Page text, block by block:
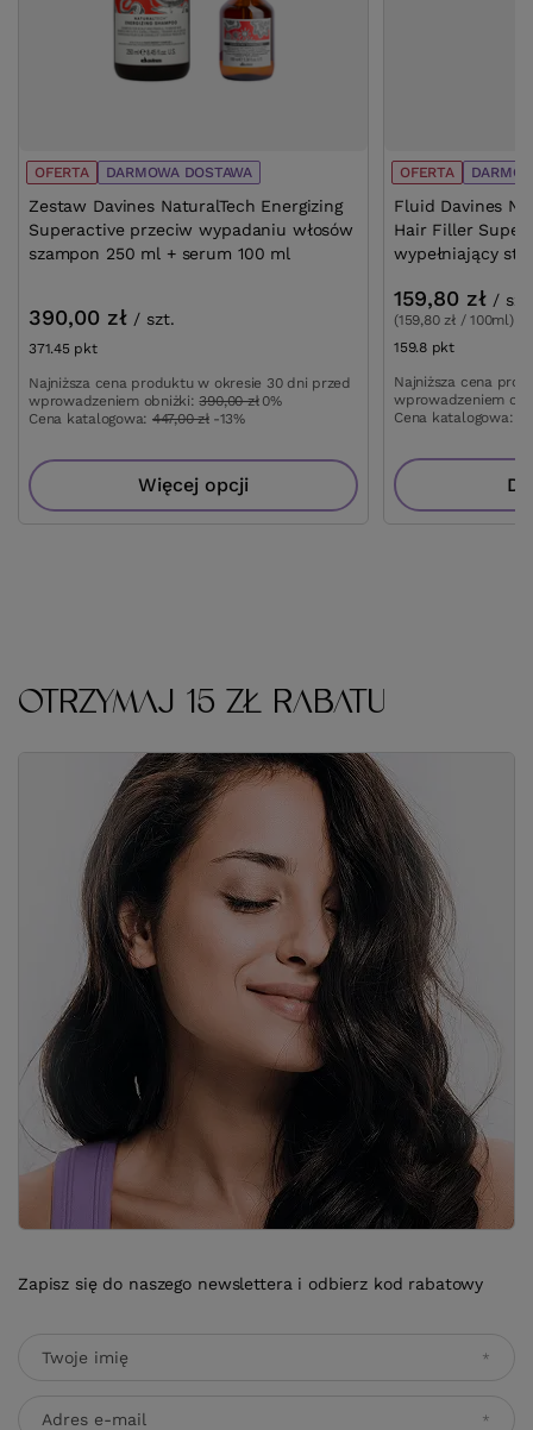
OFERTA DARMOWA DOSTAWA
Zestaw Davines NaturalTech Energizing
Superactive przeciw wypadaniu włosów
szampon 250 ml + serum 100 ml
390,00 zł / szt.
371.45 pktpunktów
Najniższa cena produktu w okresie 30 dni przed
wprowadzeniem obniżki:390,00 zł 0%
Cena katalogowa: 447,00 zł -13%
Więcej opcji
OFERTA
Fluid Davines
Hair Filler
wypełniający
159,80 zł /
(159,80 zł / 100ml)
159.8 pktpunktów
Najniższa cena
wprowadzeniem
Cena katalogowa:
OTRZYMAJ 15 ZŁ RABATU
Zapisz się do naszego newslettera i odbierz kod rabatowy
Twoje imię
Adres e-mail